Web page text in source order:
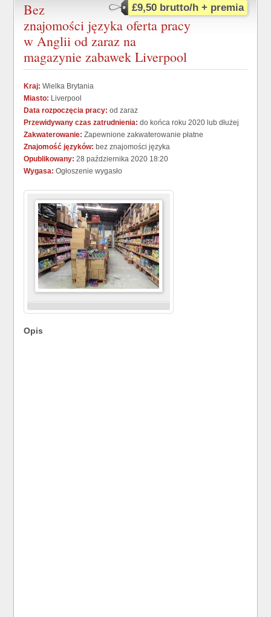
£9,50 brutto/h + premia
Bez
znajomości języka oferta pracy
w Anglii od zaraz na
magazynie zabawek Liverpool
Kraj: Wielka Brytania
Miasto: Liverpool
Data rozpoczęcia pracy: od zaraz
Przewidywany czas zatrudnienia: do końca roku 2020 lub dłużej
Zakwaterowanie: Zapewnione zakwaterowanie płatne
Znajomość języków: bez znajomości języka
Opublikowany: 28 października 2020 18:20
Wygasa: Ogłoszenie wygasło
Opis